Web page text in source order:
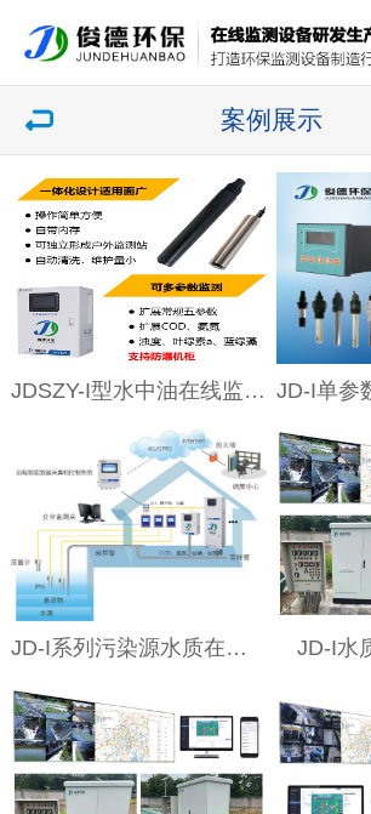
案例展示
JDSZY-I型水中油在线监测仪
JD-I系列污染源水质在线监测系统 JD-I水